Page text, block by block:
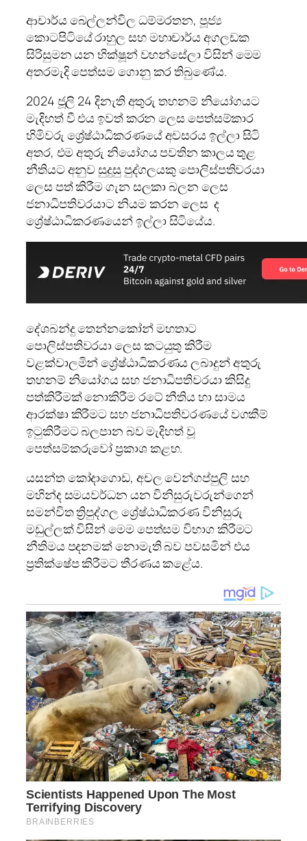
ආචාර්ය බෙල්ලන්විල ධම්මරතන, පූජ්‍ය
කොටපිටියේ රාහුල සහ මහාචාර්ය අගලඩක
සිරිසුමන යන භික්ෂූන් වහන්සේලා විසින් මෙම
අතරමැදි පෙත්සම ගොනු කර තිබුණේය.
2024 ජූලි 24 දිනැති අතුරු තහනම් නියෝගයට
මැදිහත් වී එය ඉවත් කරන ලෙස පෙත්සම්කාර
හිමිවරු ශ්‍රේෂ්ඨාධිකරණයේ අවසරය ඉල්ලා සිටි
අතර, එම අතුරු නියෝගය පවතින කාලය තුළ
නීතියට අනුව සුදුසු පුද්ගලයකු පොලිස්පතිවරයා
ලෙස පත් කිරීම ගැන සලකා බලන ලෙස
ජනාධිපතිවරයාට නියම කරන ලෙස ද
ශ්‍රේෂ්ඨාධිකරණයෙන් ඉල්ලා සිටියේය.
දේශබන්දු තෙන්නකෝන් මහතාට
පොලිස්පතිවරයා ලෙස කටයුතු කිරීම
වළක්වාලමින් ශ්‍රේෂ්ඨාධිකරණය ලබාදුන් අතුරු
තහනම් නියෝගය සහ ජනාධිපතිවරයා කිසිදු
පත්කිරීමක් නොකිරීම රටේ නීතිය හා සාමය
ආරක්ෂා කිරීමට සහ ජනාධිපතිවරණයේ වගකීම්
ඉටුකිරීමට බලපාන බව මැදිහත් වූ
පෙත්සම්කරුවෝ ප්‍රකාශ කළහ.
යසන්ත කෝදාගොඩ, අචල වෙන්ගප්පුලි සහ
මහින්ද සමයවර්ධන යන විනිසුරුවරුන්ගෙන්
සමන්විත ත්‍රිපුද්ගල ශ්‍රේෂ්ඨාධිකරණ විනිසුරු
මඩුල්ලක් විසින් මෙම පෙත්සම විභාග කිරීමට
නීතිමය පදනමක් නොමැති බව පවසමින් එය
ප්‍රතික්ෂේප කිරීමට තීරණය කළේය.